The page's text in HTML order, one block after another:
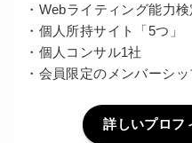
・Webライティング能力検
・個人所持サイト「5つ」
・個人コンサル1社
・会員限定のメンバーシッ
詳しいプロフ